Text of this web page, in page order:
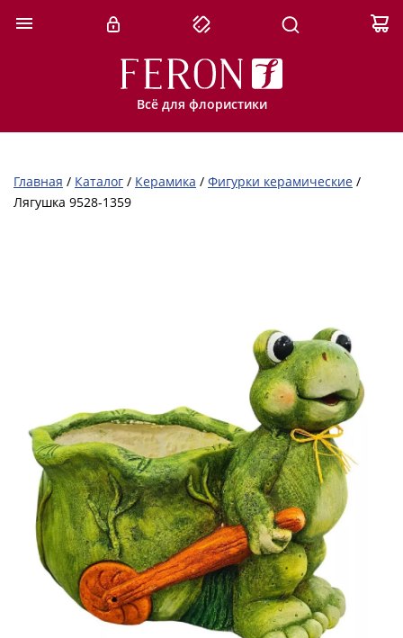
Всё для флористики
Главная / Каталог / Керамика / Фигурки керамические /
Лягушка 9528-1359